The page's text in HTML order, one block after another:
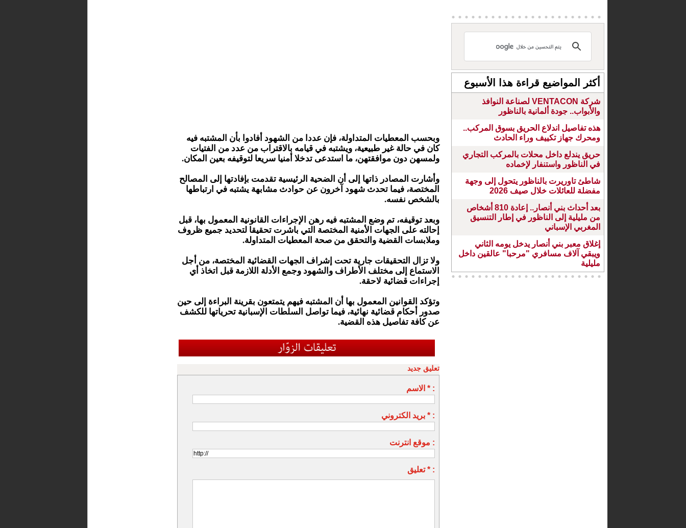
وبحسب المعطيات المتداولة، فإن عددا من الشهود أفادوا بأن المشتبه فيه
كان في حالة غير طبيعية، ويشتبه في قيامه بالاقتراب من عدد من الفتيات
ولمسهن دون موافقتهن، ما استدعى تدخلا أمنيا سريعا لتوقيفه بعين المكان.
وأشارت المصادر ذاتها إلى أن الضحية الرئيسية تقدمت بإفادتها إلى المصالح
المختصة، فيما تحدث شهود آخرون عن حوادث مشابهة يشتبه في ارتباطها
بالشخص نفسه.
وبعد توقيفه، تم وضع المشتبه فيه رهن الإجراءات القانونية المعمول بها، قبل
إحالته على الجهات الأمنية المختصة التي باشرت تحقيقا لتحديد جميع ظروف
وملابسات القضية والتحقق من صحة المعطيات المتداولة.
ولا تزال التحقيقات جارية تحت إشراف الجهات القضائية المختصة، من أجل
الاستماع إلى مختلف الأطراف والشهود وجمع الأدلة اللازمة قبل اتخاذ أي
إجراءات قضائية لاحقة.
وتؤكد القوانين المعمول بها أن المشتبه فيهم يتمتعون بقرينة البراءة إلى حين
صدور أحكام قضائية نهائية، فيما تواصل السلطات الإسبانية تحرياتها للكشف
عن كافة تفاصيل هذه القضية.
تعليق جديد
الاسم * :
بريد الكتروني * :
موقع انترنت :
تعليق * :
أكثر المواضيع قراءة هذا الأسبوع
شركة VENTACON لصناعة النوافذ
والأبواب.. جودة ألمانية بالناظور
هذه تفاصيل اندلاع الحريق بسوق المركب..
ومحرك جهاز تكييف وراء الحادث
حريق يندلع داخل محلات بالمركب التجاري
في الناظور واستنفار لإخماده
شاطئ تاوريرت بالناظور يتحول إلى وجهة
مفضلة للعائلات خلال صيف 2026
بعد أحداث بني أنصار.. إعادة 810 أشخاص
من مليلية إلى الناظور في إطار التنسيق
المغربي الإسباني
إغلاق معبر بني أنصار يدخل يومه الثاني
ويبقي آلاف مسافري "مرحبا" عالقين داخل
مليلية